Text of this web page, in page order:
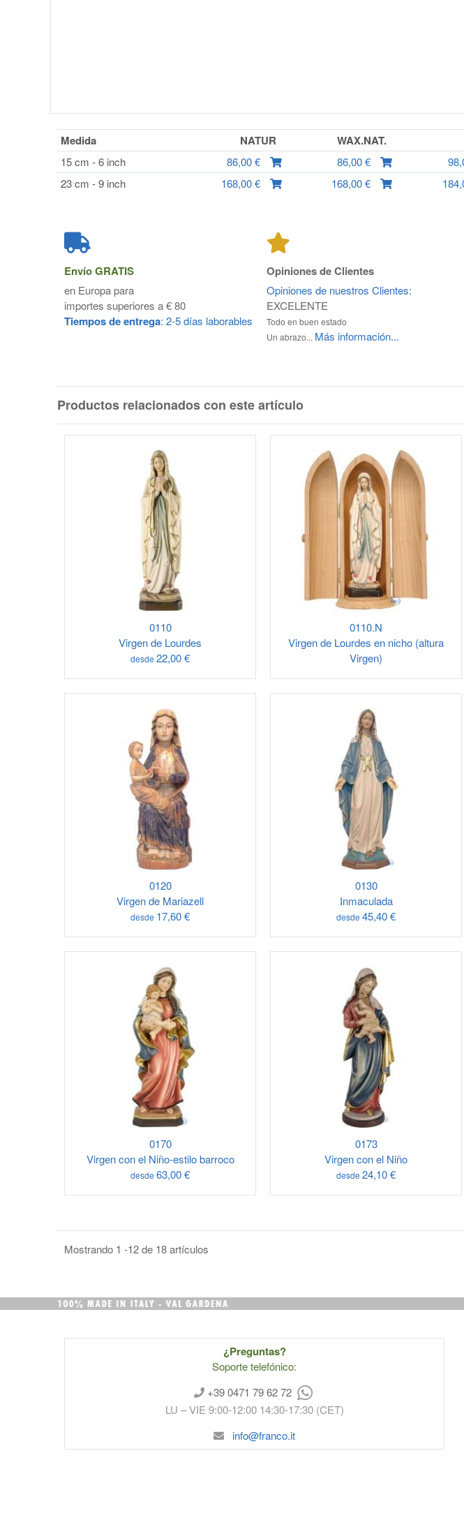
Medida NATUR WAX.NAT.
15 cm - 6 inch 86,00 € 86,00 €
23 cm - 9 inch
168,00 € 168,00 €
EnvíoGRATIS
en Europa para
importes superiores a € 80
Tiempos de entrega: 2-5 días laborables
Opiniones de Clientes
Opiniones de nuestros Clientes:
EXCELENTE
Todo en buen estado
Un abrazo... Más información...
Productos relacionados con este artículo
0110
Virgen de Lourdes
desde 22,00 €
0110.N
Virgen de Lourdes en nicho (altura
Virgen)
0120
Virgen de Mariazell
desde 17,60 €
0130
Inmaculada
desde 45,40 €
0170
Virgen con el Niño-estilo barroco
desde 63,00 €
0173
Virgen con el Niño
desde 24,10 €
Mostrando 1 -12 de 18 artículos
¿Preguntas?
Soporte telefónico:
+39 0471 79 62 72
LU – VIE 9:00-12:00 14:30-17:30 (CET)
info@franco.it